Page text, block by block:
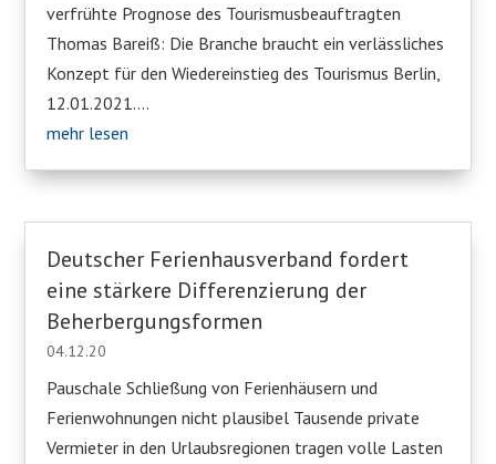
verfrühte Prognose des Tourismusbeauftragten
Thomas Bareiß: Die Branche braucht ein verlässliches
Konzept für den Wiedereinstieg des Tourismus Berlin,
12.01.2021....
mehr lesen
Deutscher Ferienhausverband fordert
eine stärkere Differenzierung der
Beherbergungsformen
04.12.20
Pauschale Schließung von Ferienhäusern und
Ferienwohnungen nicht plausibel Tausende private
Vermieter in den Urlaubsregionen tragen volle Lasten